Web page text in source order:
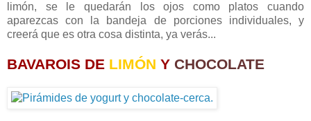
limón, se le quedarán los ojos como platos cuando
aparezcas con la bandeja de porciones individuales, y
creerá que es otra cosa distinta, ya verás...
BAVAROIS DE LIMÓN Y CHOCOLATE